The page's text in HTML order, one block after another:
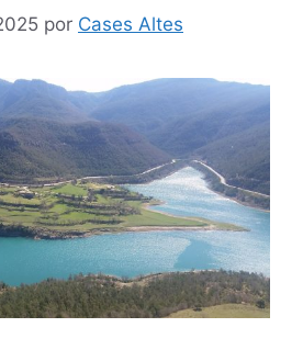
por Cases Altes